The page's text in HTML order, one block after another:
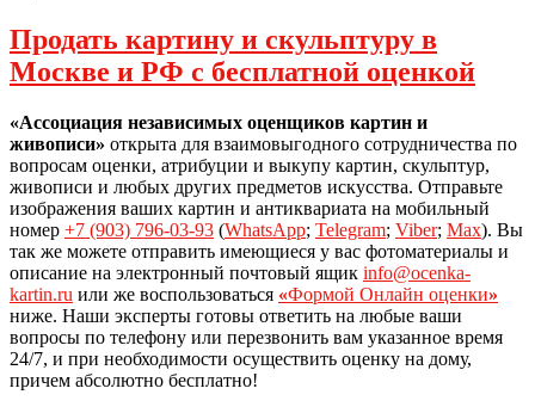
Продать картину и скульптуру в
Москве и РФ с бесплатной оценкой
«Ассоциация независимых оценщиков картин и
живописи» открыта для взаимовыгодного сотрудничества по
вопросам оценки, атрибуции и выкупу картин, скульптур,
живописи и любых других предметов искусства. Отправьте
изображения ваших картин и антиквариата на мобильный
номер +7 (903) 796-03-93 (WhatsApp; Telegram; Viber; Max). Вы
так же можете отправить имеющиеся у вас фотоматериалы и
описание на электронный почтовый ящик info@ocenka-
kartin.ru или же воспользоваться «Формой Онлайн оценки»
ниже. Наши эксперты готовы ответить на любые ваши
вопросы по телефону или перезвонить вам указанное время
24/7, и при необходимости осуществить оценку на дому,
причем абсолютно бесплатно!